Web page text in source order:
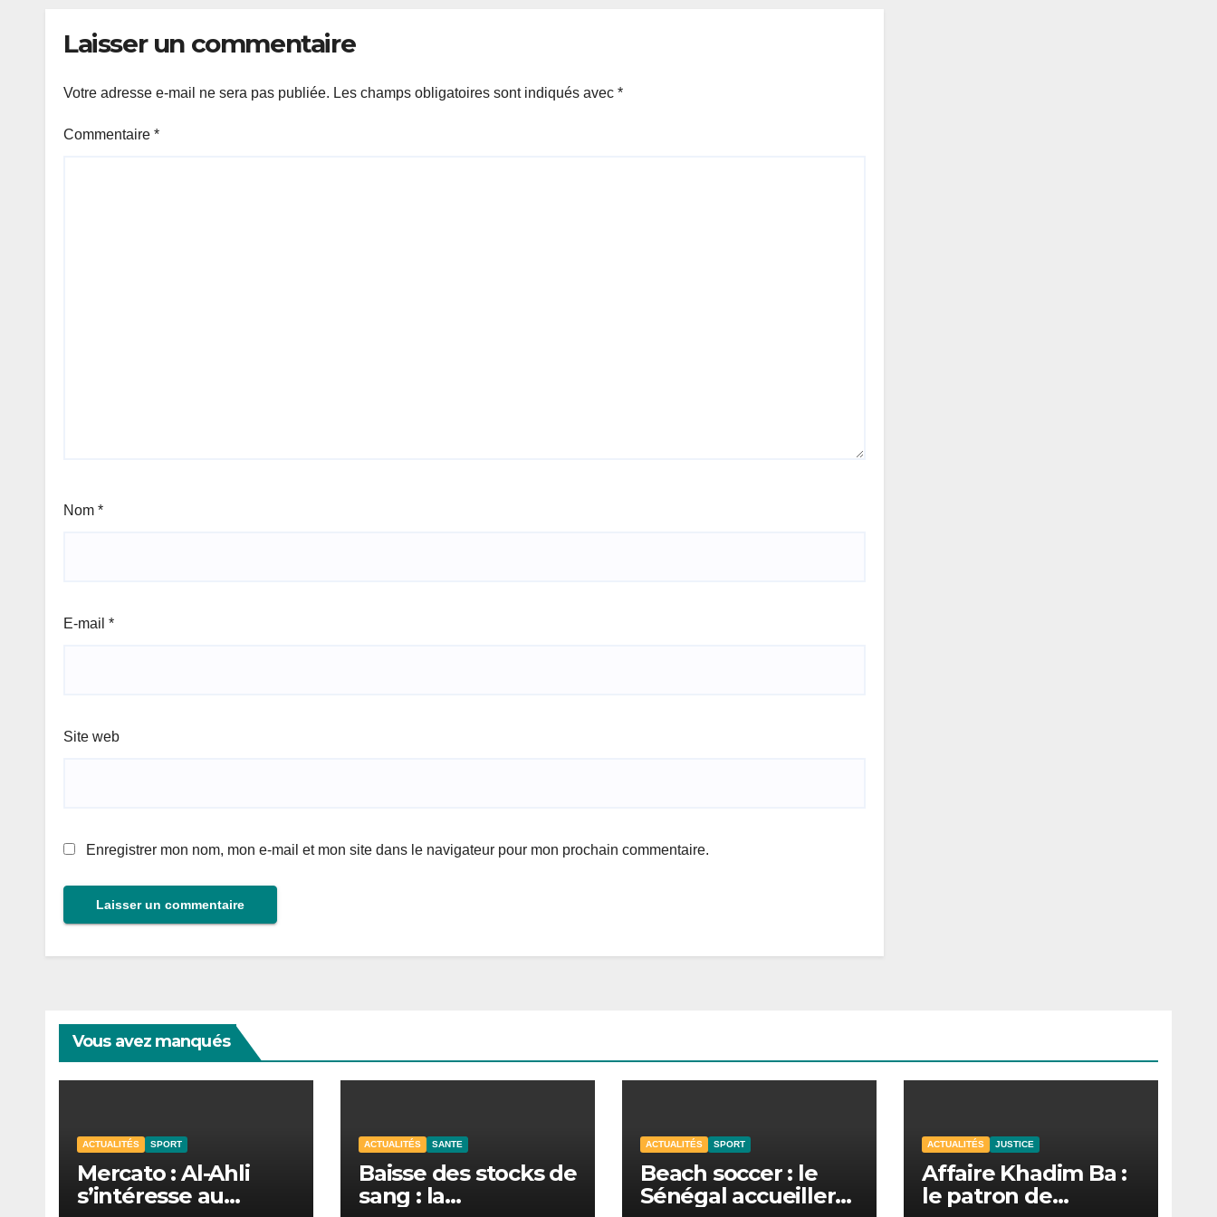
Laisser un commentaire
Votre adresse e-mail ne sera pas publiée. Les champs obligatoires sont indiqués avec *
Commentaire *
Nom *
E-mail *
Site web
Enregistrer mon nom, mon e-mail et mon site dans le navigateur pour mon prochain commentaire.
Vous avez manqués
ACTUALITÉS SPORT
Mercato : Al-Ahli
s’intéresse au
ACTUALITÉS SANTE
Baisse des stocks de
sang : la
ACTUALITÉS SPORT
Beach soccer : le
Sénégal accueillera
ACTUALITÉS JUSTICE
Affaire Khadim Ba :
le patron de